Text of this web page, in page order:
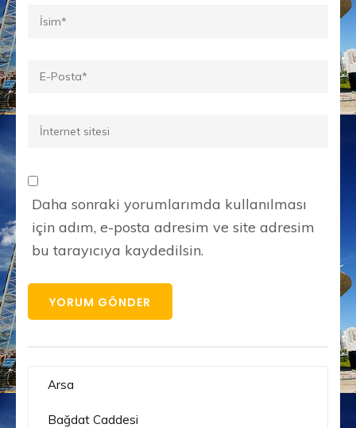
Ad*
E-
İnternet
Daha sonraki yorumlarımda kullanılması
için adım, e-posta adresim ve site adresim
bu tarayıcıya kaydedilsin.
Arsa
Bağdat Caddesi